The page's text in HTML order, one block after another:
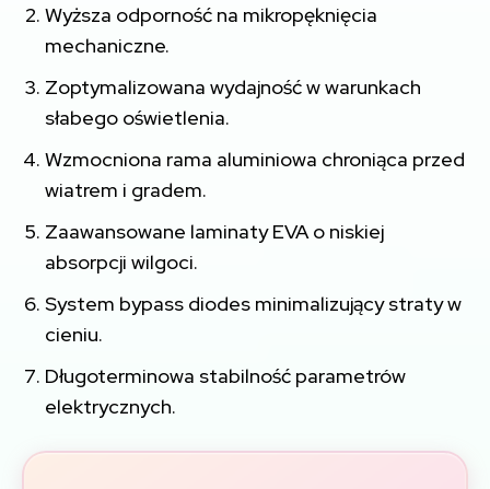
Wyższa odporność na mikropęknięcia
mechaniczne.
Zoptymalizowana wydajność w warunkach
słabego oświetlenia.
Wzmocniona rama aluminiowa chroniąca przed
wiatrem i gradem.
Zaawansowane laminaty EVA o niskiej
absorpcji wilgoci.
System bypass diodes minimalizujący straty w
cieniu.
Długoterminowa stabilność parametrów
elektrycznych.